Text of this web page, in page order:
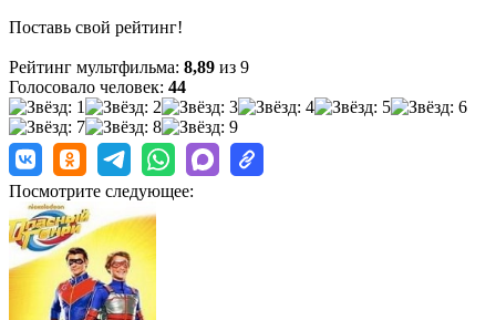
Поставь свой рейтинг!
Рейтинг мультфильма: 8,89 из 9
Голосовало человек: 44
Посмотрите следующее: